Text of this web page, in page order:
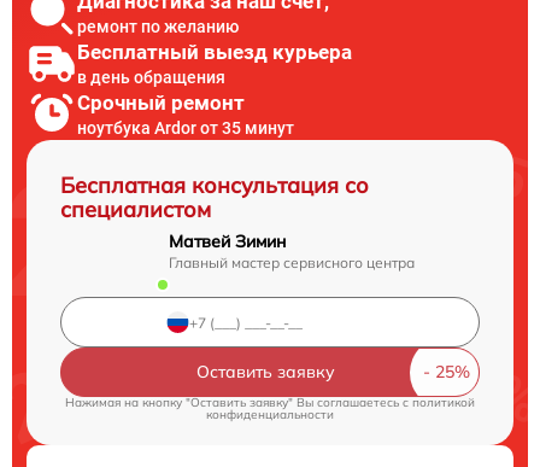
ремонт по желанию
Бесплатный выезд курьера
в день обращения
Срочный ремонт
ноутбука Ardor от 35 минут
Бесплатная консультация со
специалистом
Матвей Зимин
Главный мастер сервисного центра
Оставить заявку
Нажимая на кнопку "Оставить заявку" Вы соглашаетесь cполитикой
конфиденциальности